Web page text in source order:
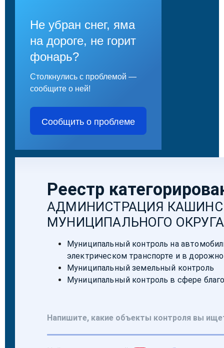
Не убран снег, яма
на дороге, не горит
фонарь?
Столкнулись с проблемой —
сообщите о ней!
Сообщить о проблеме